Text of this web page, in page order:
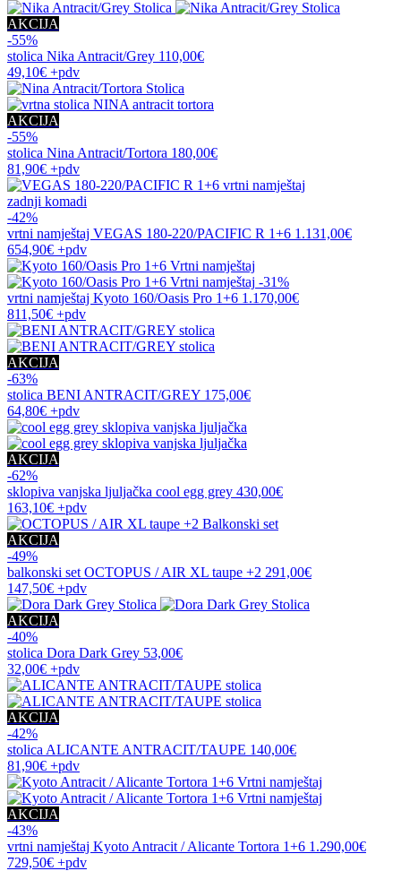
AKCIJA
-55%
stolica Nika Antracit/Grey 110,00€
49,10€ +pdv
AKCIJA
-55%
stolica Nina Antracit/Tortora 180,00€
81,90€ +pdv
zadnji komadi
-42%
vrtni namještaj VEGAS 180-220/PACIFIC R 1+6 1.131,00€
654,90€ +pdv
-31%
vrtni namještaj Kyoto 160/Oasis Pro 1+6 1.170,00€
811,50€ +pdv
AKCIJA
-63%
stolica BENI ANTRACIT/GREY 175,00€
64,80€ +pdv
AKCIJA
-62%
sklopiva vanjska ljuljačka cool egg grey 430,00€
163,10€ +pdv
AKCIJA
-49%
balkonski set OCTOPUS / AIR XL taupe +2 291,00€
147,50€ +pdv
AKCIJA
-40%
stolica Dora Dark Grey 53,00€
32,00€ +pdv
AKCIJA
-42%
stolica ALICANTE ANTRACIT/TAUPE 140,00€
81,90€ +pdv
AKCIJA
-43%
vrtni namještaj Kyoto Antracit / Alicante Tortora 1+6 1.290,00€
729,50€ +pdv